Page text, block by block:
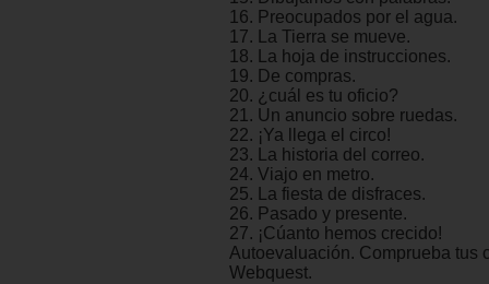
16. Preocupados por el agua.
17. La Tierra se mueve.
18. La hoja de instrucciones.
19. De compras.
20. ¿cuál es tu oficio?
21. Un anuncio sobre ruedas.
22. ¡Ya llega el circo!
23. La historia del correo.
24. Viajo en metro.
25. La fiesta de disfraces.
26. Pasado y presente.
27. ¡Cúanto hemos crecido!
Autoevaluación. Comprueba tus
Webquest.